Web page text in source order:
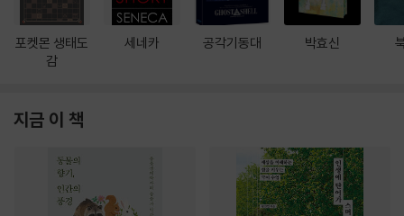
포켓몬 생태도
감
세네카 공각기동대 박효신
지금 이 책